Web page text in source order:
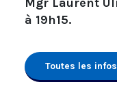
à 19h15.
Toutes les infos